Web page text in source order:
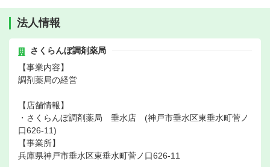
法人情報
さくらんぼ調剤薬局
【事業内容】
調剤薬局の経営
【店舗情報】
・さくらんぼ調剤薬局 垂水店 (神戸市垂水区東垂水町菅ノ
口626-11)
【事業所】
兵庫県神戸市垂水区東垂水町菅ノ口626-11